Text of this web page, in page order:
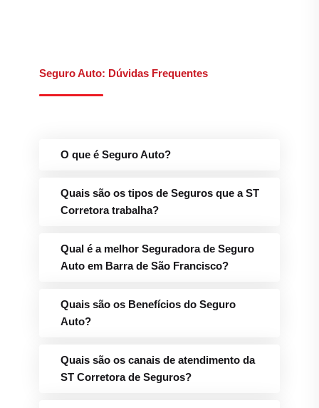
Seguro Auto: Dúvidas Frequentes
O que é Seguro Auto?
Quais são os tipos de Seguros que a ST
Corretora trabalha?
Qual é a melhor Seguradora de Seguro
Auto em Barra de São Francisco?
Quais são os Benefícios do Seguro
Auto?
Quais são os canais de atendimento da
ST Corretora de Seguros?